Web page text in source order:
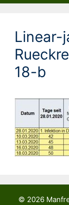
Linear-
18-b
© 2026